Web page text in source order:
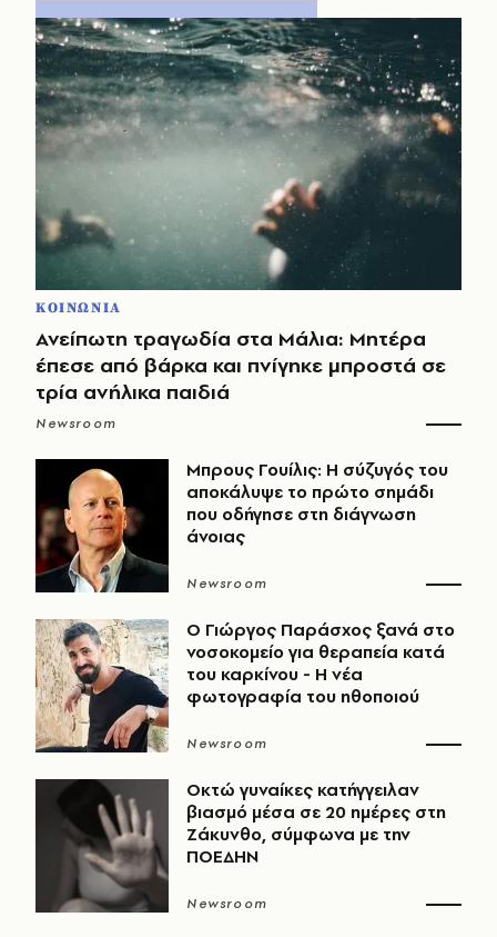
ΚΟΙΝΩΝΙΑ
Ανείπωτη τραγωδία στα Μάλια: Μητέρα
έπεσε από βάρκα και πνίγηκε μπροστά σε
τρία ανήλικα παιδιά
Newsroom
Μπρους Γουίλις: Η σύζυγός του
αποκάλυψε το πρώτο σημάδι
που οδήγησε στη διάγνωση
άνοιας
Newsroom
O Γιώργος Παράσχος ξανά στο
νοσοκομείο για θεραπεία κατά
του καρκίνου - Η νέα
φωτογραφία του ηθοποιού
Newsroom
Οκτώ γυναίκες κατήγγειλαν
βιασμό μέσα σε 20 ημέρες στη
Ζάκυνθο, σύμφωνα με την
ΠΟΕΔΗΝ
Newsroom